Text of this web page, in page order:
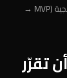
ما زمن الإطلاق المتوقع وخطة التسليم التدريجية (MVP →